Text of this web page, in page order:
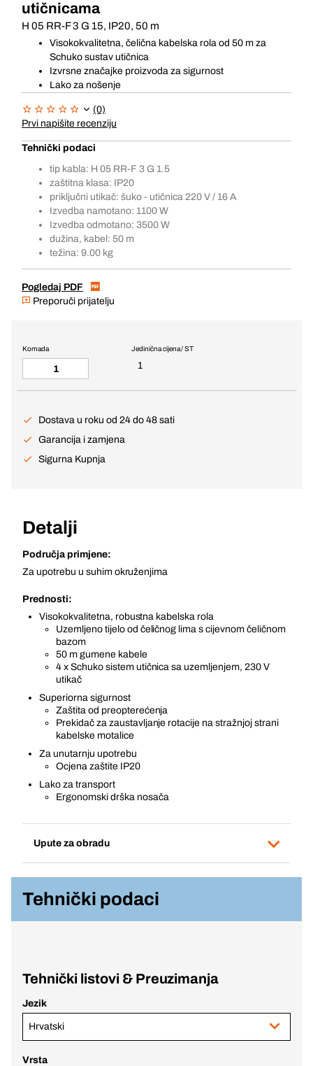
utičnicama
H 05 RR-F 3 G 15, IP20, 50 m
Visokokvalitetna, čelična kabelska rola od 50 m za
Schuko sustav utičnica
Izvrsne značajke proizvoda za sigurnost
Lako za nošenje
(0)
Prvi napišite recenziju
Tehnički podaci
tip kabla: H 05 RR-F 3 G 1.5
zaštitna klasa: IP20
priključni utikač: šuko - utičnica 220 V / 16 A
Izvedba namotano: 1100 W
Izvedba odmotano: 3500 W
dužina, kabel: 50 m
težina: 9.00 kg
Pogledaj PDF
Preporuči prijatelju
Jedinična cijena / ST
1
Komada
Dostava u roku od 24 do 48 sati
Garancija i zamjena
Sigurna Kupnja
Detalji
Područja primjene:
Za upotrebu u suhim okruženjima
Prednosti:
Visokokvalitetna, robustna kabelska rola
Uzemljeno tijelo od čeličnog lima s cijevnom čeličnom
bazom
50 m gumene kabele
4 x Schuko sistem utičnica sa uzemljenjem, 230 V
utikač
Superiorna sigurnost
Zaštita od preopterećenja
Prekidač za zaustavljanje rotacije na stražnjoj strani
kabelske motalice
Za unutarnju upotrebu
Ocjena zaštite IP20
Lako za transport
Ergonomski drška nosača
Upute za obradu
Tehnički podaci
Tehnički listovi & Preuzimanja
Jezik
Hrvatski
Vrsta